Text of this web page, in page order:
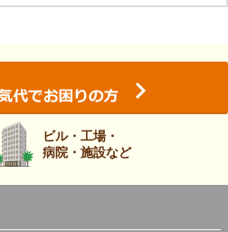
ビル・工場・
病院・施設など